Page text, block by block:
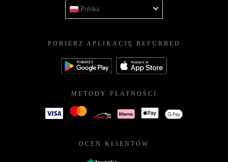
Polska
POBIERZ APLIKACJĘ REFURBED
METODY PŁATNOŚCI
OCEN KLIENTÓW